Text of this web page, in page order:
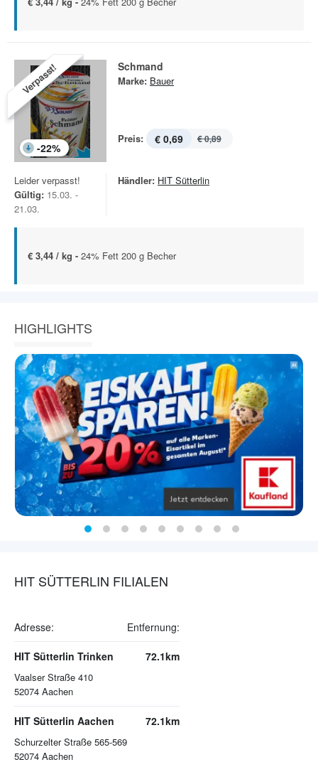
Verpasst!
-22%
Schmand
Marke: Bauer
Preis: € 0,69 € 0,89
Leider verpasst!
Gültig: 15.03. -
21.03.
Händler: HIT Sütterlin
€ 3,44 / kg - 24% Fett 200 g Becher
HIGHLIGHTS
HIT SÜTTERLIN FILIALEN
Adresse: Entfernung:
HIT Sütterlin Trinken
Vaalser Straße 410
52074 Aachen
72.1km
HIT Sütterlin Aachen
Schurzelter Straße 565-569
52074 Aachen
72.1km